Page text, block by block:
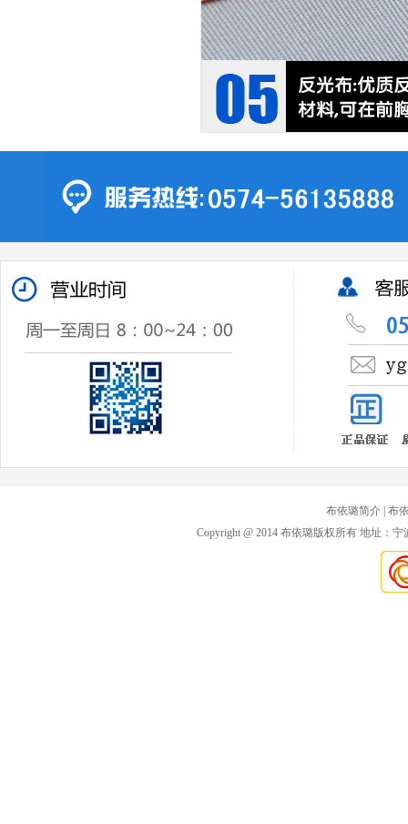
布依璐简介 | 布
Copyright @ 2014 布依璐版权所有 地址